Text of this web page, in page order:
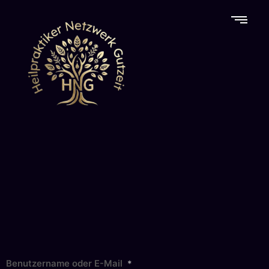
Benutzername oder E-Mail *